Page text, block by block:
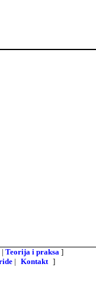
| Teorija i praksa ]
| Kontakt ]